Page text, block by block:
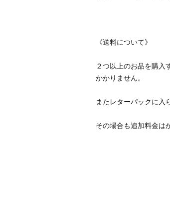
２つ以上のお品を購入